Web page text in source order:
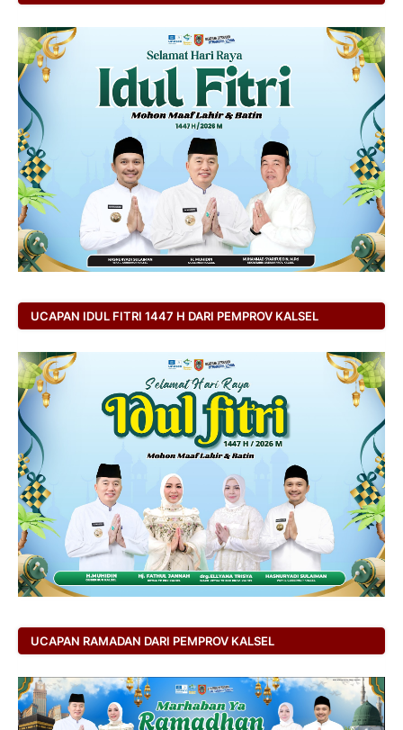
UCAPAN IDUL FITRI 1447 H DARI PEMPROV KALSEL
UCAPAN RAMADAN DARI PEMPROV KALSEL